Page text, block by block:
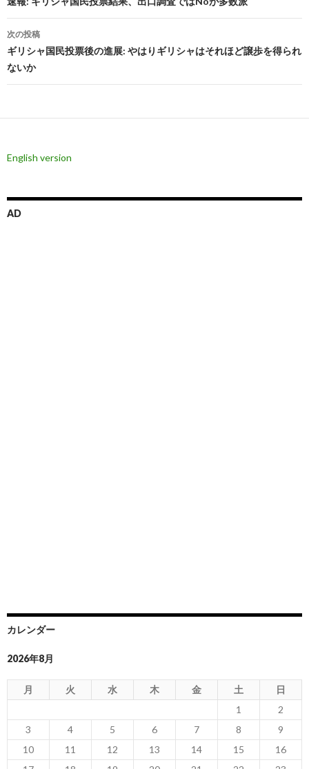
ナ
ビ
ゲ
シ
次の投稿
ギリシャ国民投票後の進展: やはりギリシャはそれほど譲歩を得られ
ないか
English version
AD
カレンダー
2026年8月
月 火 水 木 金 土
日
1
2
3
4 5 6 7 8
9
10
11 12 13 14 15
16